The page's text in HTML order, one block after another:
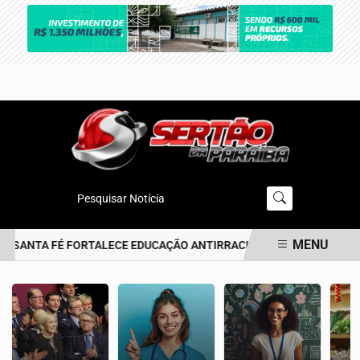
Pesquisar Notícia
FÉ FORTALECE EDUCAÇÃO ANTIRRACISTA DESDE AMENU